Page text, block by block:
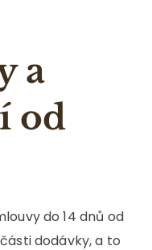
a
od
do 14 dnů od
dodávky, a to